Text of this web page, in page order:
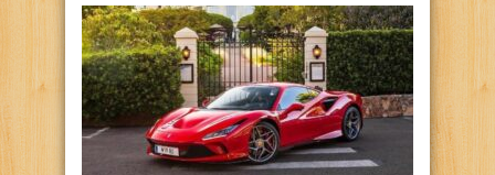
احدث
موديل
للإسفنجات
والحفلات
والتصوير
01008383000
مغلقة